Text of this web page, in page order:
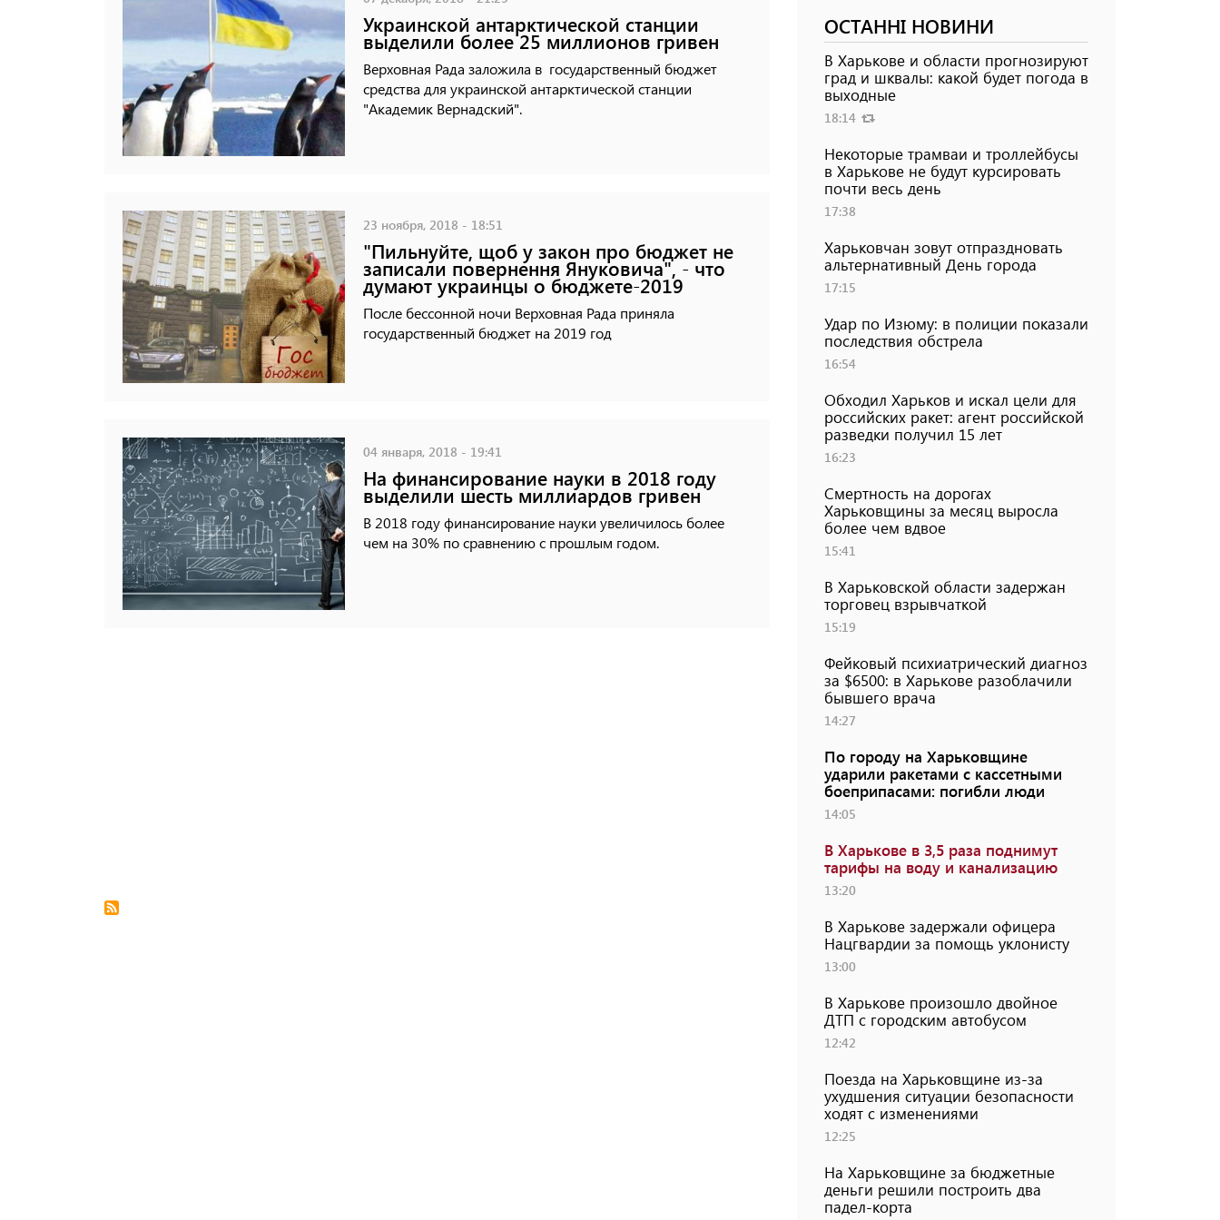
Украинской антарктической станции
выделили более 25 миллионов гривен
Верховная Рада заложила в государственный бюджет
средства для украинской антарктической станции
"Академик Вернадский".
23 ноября, 2018 - 18:51
"Пильнуйте, щоб у закон про бюджет не
записали повернення Януковича", - что
думают украинцы о бюджете-2019
После бессонной ночи Верховная Рада приняла
государственный бюджет на 2019 год
04 января, 2018 - 19:41
На финансирование науки в 2018 году
выделили шесть миллиардов гривен
В 2018 году финансирование науки увеличилось более
чем на 30% по сравнению с прошлым годом.
ОСТАННІ НОВИНИ
В Харькове и области прогнозируют
град и шквалы: какой будет погода в
выходные
18:14
Некоторые трамваи и троллейбусы
в Харькове не будут курсировать
почти весь день
17:38
Харьковчан зовут отпраздновать
альтернативный День города
17:15
Удар по Изюму: в полиции показали
последствия обстрела
16:54
Обходил Харьков и искал цели для
российских ракет: агент российской
разведки получил 15 лет
16:23
Смертность на дорогах
Харьковщины за месяц выросла
более чем вдвое
15:41
В Харьковской области задержан
торговец взрывчаткой
15:19
Фейковый психиатрический диагноз
за $6500: в Харькове разоблачили
бывшего врача
14:27
По городу на Харьковщине
ударили ракетами с кассетными
боеприпасами: погибли люди
14:05
В Харькове в 3,5 раза поднимут
тарифы на воду и канализацию
13:20
В Харькове задержали офицера
Нацгвардии за помощь уклонисту
13:00
В Харькове произошло двойное
ДТП с городским автобусом
12:42
Поезда на Харьковщине из-за
ухудшения ситуации безопасности
ходят с изменениями
12:25
На Харьковщине за бюджетные
деньги решили построить два
падел-корта